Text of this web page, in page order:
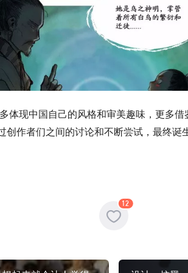
体现中国自己的风格和审美趣味，更多
创作者们之间的讨论和不断尝试，最终诞
12